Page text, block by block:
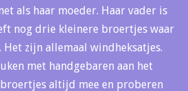
als haar moeder. Haar vader is
nog drie kleinere broertjes waar
Het zijn allemaal windheksatjes.
met handgebaren aan het
altijd mee en proberen